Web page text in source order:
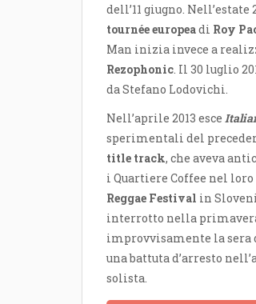
dell’11 giugno.
tournée europeadi Roy
Man inizia invece a
Rezophonic . Il 30 luglio
da Stefano Lodovichi.
Nell’aprile 2013 esce
sperimentali del
title track, che aveva
i Quartiere Coffee nel loro
Reggae Festival in
interrotto nella
improvvisamente la sera
una battuta d’arresto
solista.